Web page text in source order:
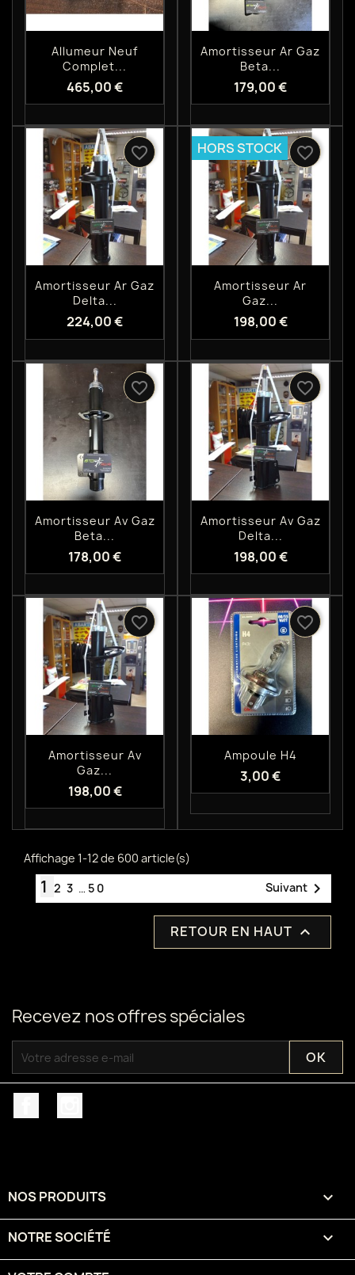
Aperçu rapide
Allumeur Neuf
Complet...
465,00 €
Aperçu rapide
Amortisseur Ar Gaz
Beta...
179,00 €
Aperçu rapide
Amortisseur Ar Gaz
Delta...
224,00 €
favorite_border
Aperçu rapide
Amortisseur Ar
Gaz...
198,00 €
HORS STOCK favorite_border
Aperçu rapide
Amortisseur Av Gaz
Beta...
178,00 €
favorite_border
Aperçu rapide
Amortisseur Av Gaz
Delta...
198,00 €
favorite_border
Aperçu rapide
Amortisseur Av
Gaz...
198,00 €
favorite_border
Aperçu rapide
Ampoule H4
3,00 €
favorite_border
Affichage 1-12 de 600 article(s)
1 2 3 … 50 Suivant 
RETOUR EN HAUT 
Recevez nos offres spéciales
NOS PRODUITS 
NOTRE SOCIÉTÉ 